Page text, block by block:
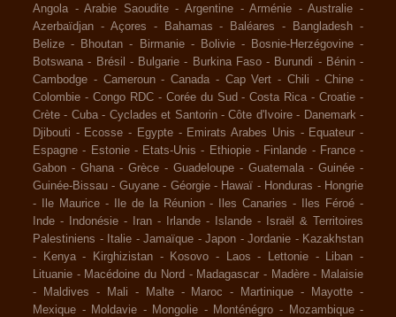
Angola -Arabie Saoudite -Argentine -Arménie -Australie -
Azerbaïdjan - Açores - Bahamas - Baléares - Bangladesh -
Belize - Bhoutan - Birmanie - Bolivie - Bosnie-Herzégovine -
Botswana - Brésil - Bulgarie - Burkina Faso - Burundi - Bénin -
Cambodge - Cameroun - Canada - Cap Vert - Chili -Chine -
Colombie - Congo RDC - Corée du Sud -Costa Rica -Croatie -
Crète - Cuba - Cyclades et Santorin -Côte d'Ivoire - Danemark -
Djibouti - Ecosse - Egypte - Emirats Arabes Unis - Equateur -
Espagne - Estonie - Etats-Unis - Ethiopie - Finlande - France -
Gabon - Ghana - Grèce - Guadeloupe - Guatemala - Guinée -
Guinée-Bissau - Guyane - Géorgie - Hawaï - Honduras - Hongrie
-
Ile Maurice - Ile de la Réunion - Iles Canaries - Iles Féroé -
Inde - Indonésie - Iran - Irlande - Islande -
Israël & Territoires
Palestiniens - Italie - Jamaïque - Japon - Jordanie - Kazakhstan
-
Kenya - Kirghizistan - Kosovo - Laos - Lettonie - Liban -
Lituanie - Macédoine du Nord - Madagascar - Madère - Malaisie
-
Maldives - Mali - Malte - Maroc - Martinique - Mayotte -
Mexique - Moldavie - Mongolie - Monténégro - Mozambique -